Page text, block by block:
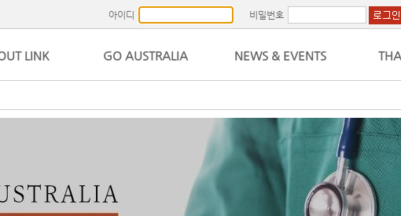
아이디 비밀번호
LINK GO AUSTRALIA NEWS & EVENTS